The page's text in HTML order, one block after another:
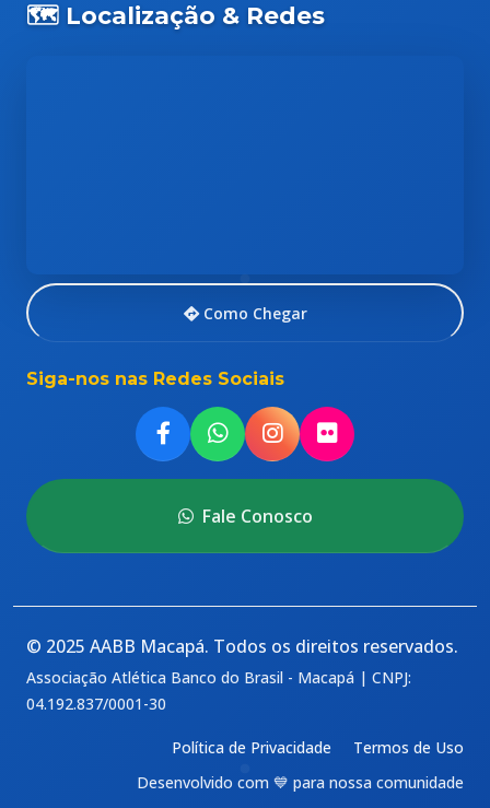
🗺️ Localização & Redes
Como Chegar
Siga-nos nas Redes Sociais
Fale Conosco
© 2025 AABB Macapá. Todos os direitos reservados.
Associação Atlética Banco do Brasil - Macapá | CNPJ:
04.192.837/0001-30
Política de Privacidade
Termos de Uso
Desenvolvido com 💙 para nossa comunidade